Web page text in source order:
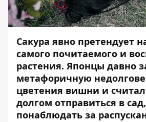
Сакура явно претендует
самого почитаемого и
растения. Японцы давно
метафоричную
цветения вишни и
долгом отправиться в
понаблюдать за